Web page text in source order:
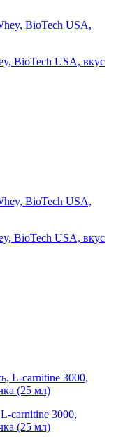
BioTech USA, вкус
BioTech USA, вкус
carnitine 3000,
(25 мл)